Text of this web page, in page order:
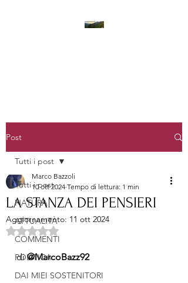
Post
Tutti i post
NATURA
ATTUALITÀ
COMMENTI
POLITICA
DAI MIEI SOSTENITORI
Tutti i post
LA STANZA DEI PENSIERI
Marco Bazzoli
10 ott 2024 Tempo di lettura: 1 min
Aggiornamento: 11 ott 2024
Valutazione NaN stelle su 5.
di @MarcoBazz92